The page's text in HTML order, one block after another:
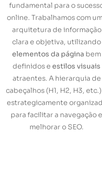
fundamental para o
online. Trabalhamos com
arquitetura de informação
clara e objetiva, utilizando
elementos da página bem
definidos e estilos visuais
atraentes. A hierarquia de
cabeçalhos (H1, H2, H3,
estrategicamente
para facilitar a navegação e
melhorar o SEO.